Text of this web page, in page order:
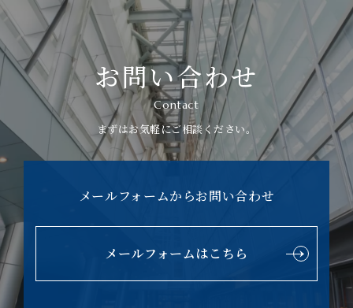
お問い合わせ
Contact
まずはお気軽にご相談ください。
メールフォームからお問い合わせ
メールフォームはこちら